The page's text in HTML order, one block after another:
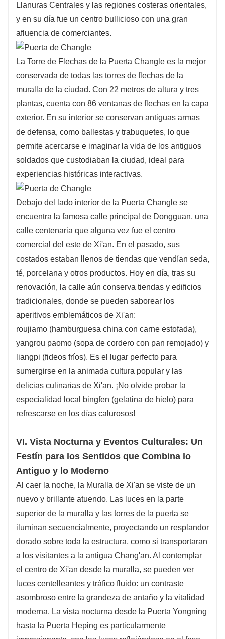
Llanuras Centrales y las regiones costeras orientales,
y en su día fue un centro bullicioso con una gran
afluencia de comerciantes.
La Torre de Flechas de la Puerta Changle es la mejor
conservada de todas las torres de flechas de la
muralla de la ciudad. Con 22 metros de altura y tres
plantas, cuenta con 86 ventanas de flechas en la capa
exterior. En su interior se conservan antiguas armas
de defensa, como ballestas y trabuquetes, lo que
permite acercarse e imaginar la vida de los antiguos
soldados que custodiaban la ciudad, ideal para
experiencias históricas interactivas.
Debajo del lado interior de la Puerta Changle se
encuentra la famosa calle principal de Dongguan, una
calle centenaria que alguna vez fue el centro
comercial del este de Xi'an. En el pasado, sus
costados estaban llenos de tiendas que vendían seda,
té, porcelana y otros productos. Hoy en día, tras su
renovación, la calle aún conserva tiendas y edificios
tradicionales, donde se pueden saborear los
aperitivos emblemáticos de Xi'an:
roujiamo (hamburguesa china con carne estofada),
yangrou paomo (sopa de cordero con pan remojado) y
liangpi (fideos fríos). Es el lugar perfecto para
sumergirse en la animada cultura popular y las
delicias culinarias de Xi'an. ¡No olvide probar la
especialidad local bingfen (gelatina de hielo) para
refrescarse en los días calurosos!
VI. Vista Nocturna y Eventos Culturales: Un
Festín para los Sentidos que Combina lo
Antiguo y lo Moderno
Al caer la noche, la Muralla de Xi'an se viste de un
nuevo y brillante atuendo. Las luces en la parte
superior de la muralla y las torres de la puerta se
iluminan secuencialmente, proyectando un resplandor
dorado sobre toda la estructura, como si transportaran
a los visitantes a la antigua Chang'an. Al contemplar
el centro de Xi'an desde la muralla, se pueden ver
luces centelleantes y tráfico fluido: un contraste
asombroso entre la grandeza de antaño y la vitalidad
moderna. La vista nocturna desde la Puerta Yongning
hasta la Puerta Heping es particularmente